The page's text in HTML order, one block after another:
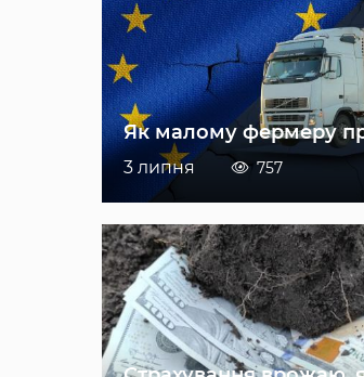
Як малому фермеру
3 липня 757